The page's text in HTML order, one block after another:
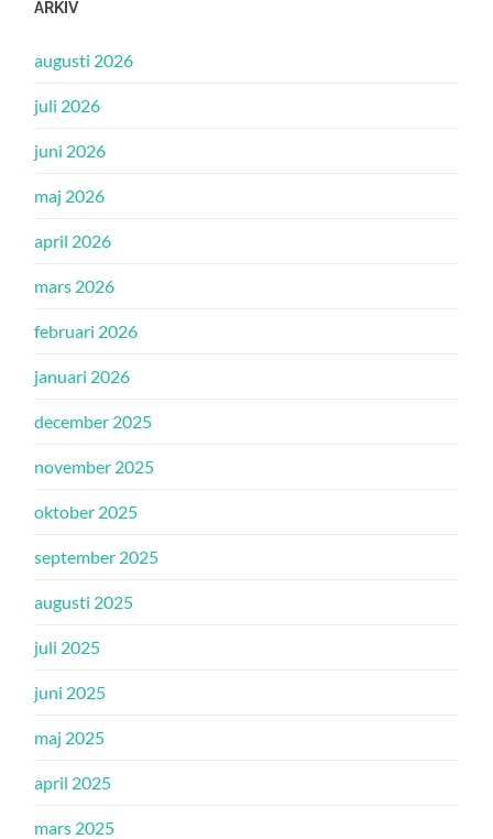
ARKIV
augusti 2026
juli 2026
juni 2026
maj 2026
april 2026
mars 2026
februari 2026
januari 2026
december 2025
november 2025
oktober 2025
september 2025
augusti 2025
juli 2025
juni 2025
maj 2025
april 2025
mars 2025